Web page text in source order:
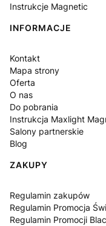
Instrukcje Magnetic
INFORMACJE
Kontakt
Mapa strony
Oferta
O nas
Do pobrania
Instrukcja Maxlight
Salony partnerskie
Blog
ZAKUPY
Regulamin zakupów
Regulamin Promocja
Regulamin Promocji